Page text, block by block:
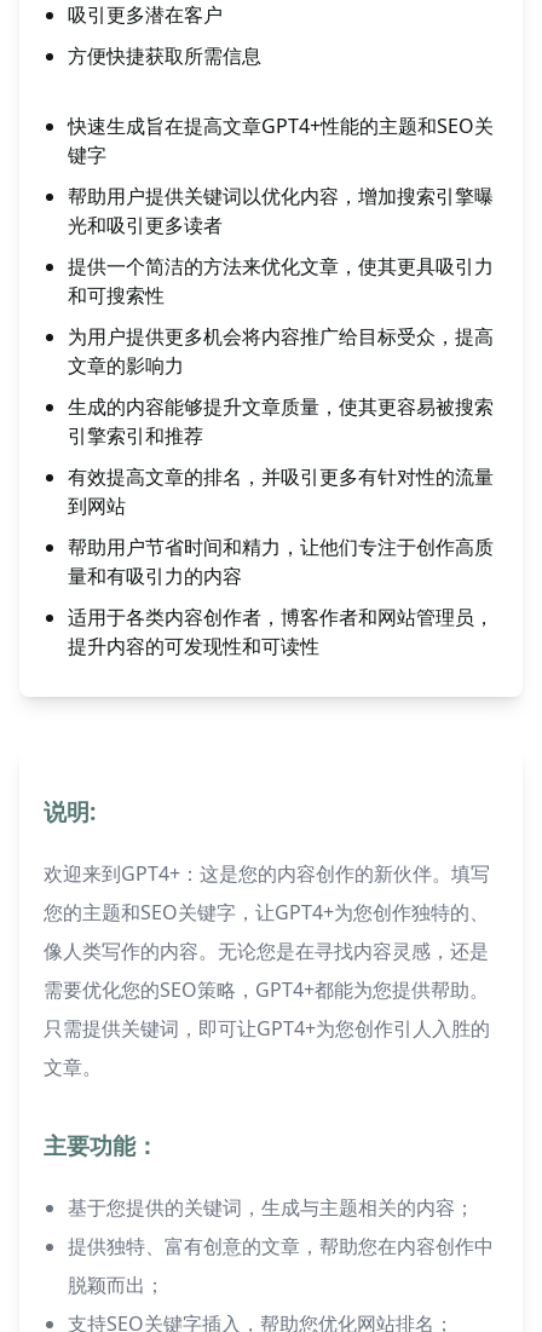
吸引更多潜在客户
方便快捷获取所需信息
快速生成旨在提高文章GPT4+性能的主题和SEO关
键字
帮助用户提供关键词以优化内容，增加搜索引擎曝
光和吸引更多读者
提供一个简洁的方法来优化文章，使其更具吸引力
和可搜索性
为用户提供更多机会将内容推广给目标受众，提高
文章的影响力
生成的内容能够提升文章质量，使其更容易被搜索
引擎索引和推荐
有效提高文章的排名，并吸引更多有针对性的流量
到网站
帮助用户节省时间和精力，让他们专注于创作高质
量和有吸引力的内容
适用于各类内容创作者，博客作者和网站管理员，
提升内容的可发现性和可读性
说明:
欢迎来到GPT4+：这是您的内容创作的新伙伴。填写
您的主题和SEO关键字，让GPT4+为您创作独特的、
像人类写作的内容。无论您是在寻找内容灵感，还是
需要优化您的SEO策略，GPT4+都能为您提供帮助。
只需提供关键词，即可让GPT4+为您创作引人入胜的
文章。
主要功能：
基于您提供的关键词，生成与主题相关的内容；
提供独特、富有创意的文章，帮助您在内容创作中
脱颖而出；
支持SEO关键字插入，帮助您优化网站排名；